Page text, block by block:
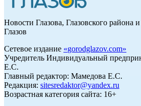
Новости Глазова, Глазовского района
Глазов
Сетевое издание «gorodglazov.com»
Учредитель Индивидуальный
Е.С.
Главный редактор: Мамедова Е.С.
Редакция: sitesredaktor@yandex.ru
Возрастная категория сайта: 16+